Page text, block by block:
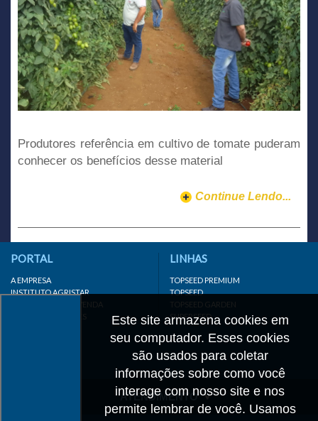
Produtores referência em cultivo de tomate puderam
conhecer os benefícios desse material
Continue Lendo...
Este site armazena cookies em
seu computador. Esses cookies
são usados para coletar
informações sobre como você
interage com nosso site e nos
permite lembrar de você. Usamos
PORTAL
A EMPRESA
INSTITUTO AGRISTAR
DISTRIBUIDOR/REVENDA
LINKS IMPORTANTES
LINHAS
TOPSEED PREMIUM
TOPSEED
TOPSEED GARDEN
SUPERSEED
ATENDIMENTO